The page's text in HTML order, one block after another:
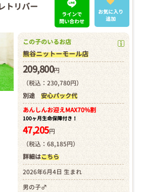
トリバー
ラインで
問い合わせ
お気に入り
追加
この子のいるお店
熊谷ニットーモール店
209,800円
（税込：230,780円）
別途 安心パック代
あんしんお迎えMAX70%割
100ヶ月生命保障付き！
47,205円
（税込：68,185円）
詳細はこちら
2026年6月4日 生まれ
男の子♂